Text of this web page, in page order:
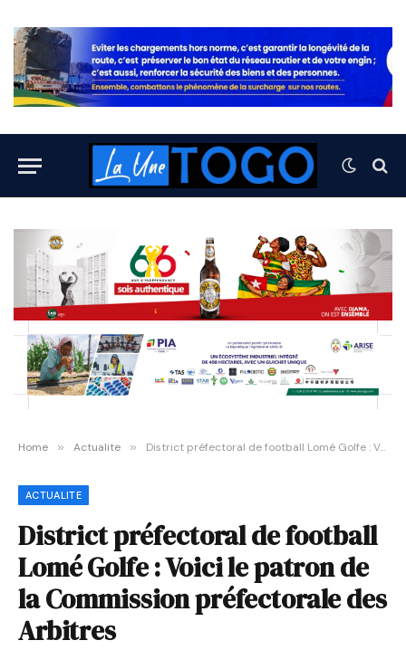
Home » Actualite » District préfectoral de football Lomé Golfe : Voici le patron de la Commission préfectorale des Arbitres
ACTUALITE
District préfectoral de football
Lomé Golfe : Voici le patron de
la Commission préfectorale des
Arbitres